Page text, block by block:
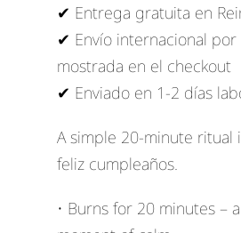
✔ Entrega gratuita en
✔ Envío internacional por
mostrada en el checkout
✔ Enviado en 1-2 días
A simple 20-minute ritual
feliz cumpleaños.
• Burns for 20 minutes –